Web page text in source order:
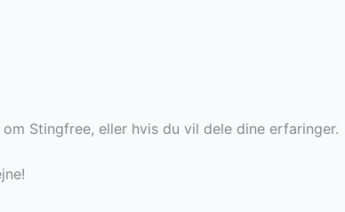
Stingfree, eller hvis du vil dele dine erfaringer.